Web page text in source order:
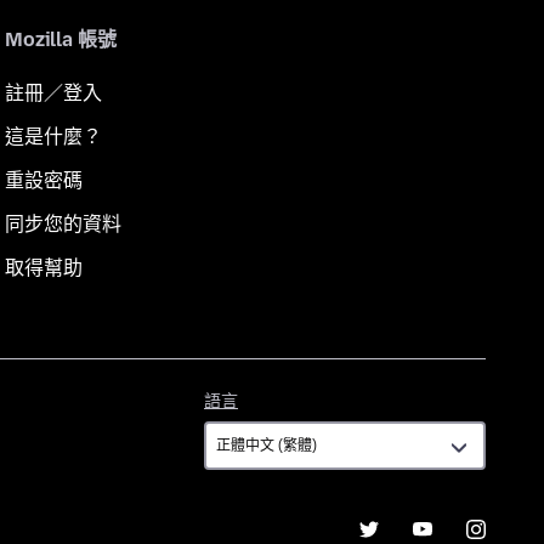
Mozilla 帳號
註冊／登入
這是什麼？
重設密碼
同步您的資料
取得幫助
語言
言